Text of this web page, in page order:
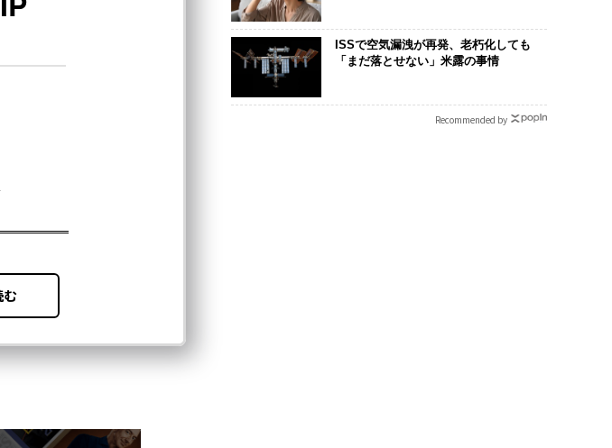
ISSで空気漏洩が再発、老朽化しても
「まだ落とせない」米露の事情
Recommended by